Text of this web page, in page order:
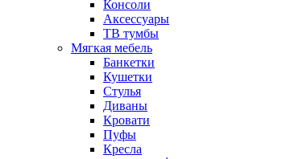
Консоли
Аксессуары
ТВ тумбы
Мягкая мебель
Банкетки
Кушетки
Стулья
Диваны
Кровати
Пуфы
Кресла